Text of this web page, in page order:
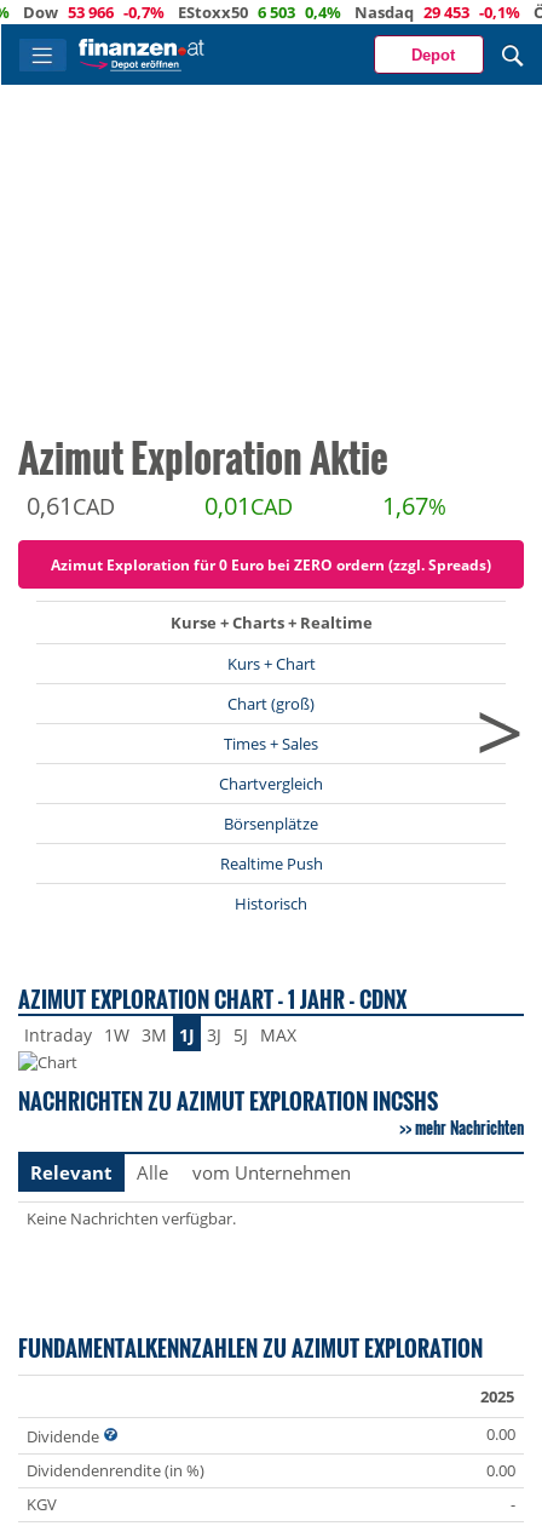
53 966 -0,7% EStoxx50 6 503 0,4% Nasdaq 29 453 -0,1% Öl
Depot
Azimut Exploration Aktie
0,61 CAD 0,01 CAD 1,67%
Azimut Exploration für 0 Euro bei ZERO ordern (zzgl. Spreads)
Kurse + Charts + Realtime
Kurs + Chart
Chart (groß)
Times + Sales
Chartvergleich
Börsenplätze
Realtime Push
Historisch
>
AZIMUT EXPLORATION CHART - 1 JAHR - CDNX
Intraday 1W 3M 1J 3J 5J MAX
NACHRICHTEN ZU AZIMUT EXPLORATION INCSHS
mehr Nachrichten
Relevant
Alle vom Unternehmen
Keine Nachrichten verfügbar.
FUNDAMENTALKENNZAHLEN ZU AZIMUT EXPLORATION
2025
Dividende
0.00
Dividendenrendite (in %)
0.00
KGV
-